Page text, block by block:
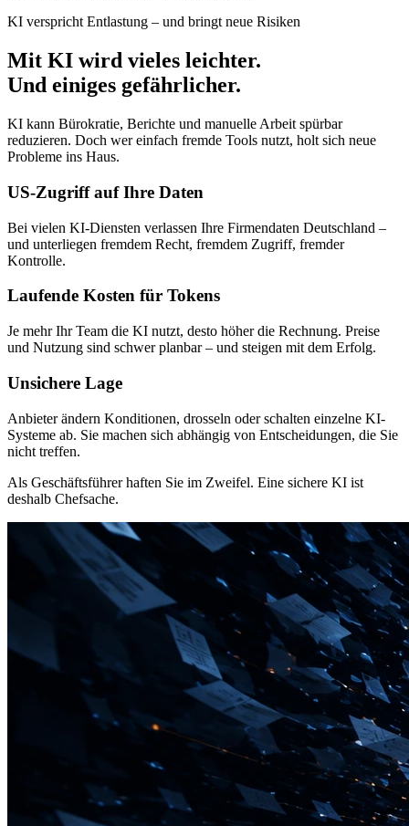
KI verspricht Entlastung – und bringt neue Risiken
Mit KI wird vieles leichter.
Und einiges gefährlicher.
KI kann Bürokratie, Berichte und manuelle Arbeit spürbar
reduzieren. Doch wer einfach fremde Tools nutzt, holt sich neue
Probleme ins Haus.
US-Zugriff auf Ihre Daten
Bei vielen KI-Diensten verlassen Ihre Firmendaten Deutschland –
und unterliegen fremdem Recht, fremdem Zugriff, fremder
Kontrolle.
Laufende Kosten für Tokens
Je mehr Ihr Team die KI nutzt, desto höher die Rechnung. Preise
und Nutzung sind schwer planbar – und steigen mit dem Erfolg.
Unsichere Lage
Anbieter ändern Konditionen, drosseln oder schalten einzelne KI-
Systeme ab. Sie machen sich abhängig von Entscheidungen, die Sie
nicht treffen.
Als Geschäftsführer haften Sie im Zweifel. Eine sichere KI ist
deshalb Chefsache.